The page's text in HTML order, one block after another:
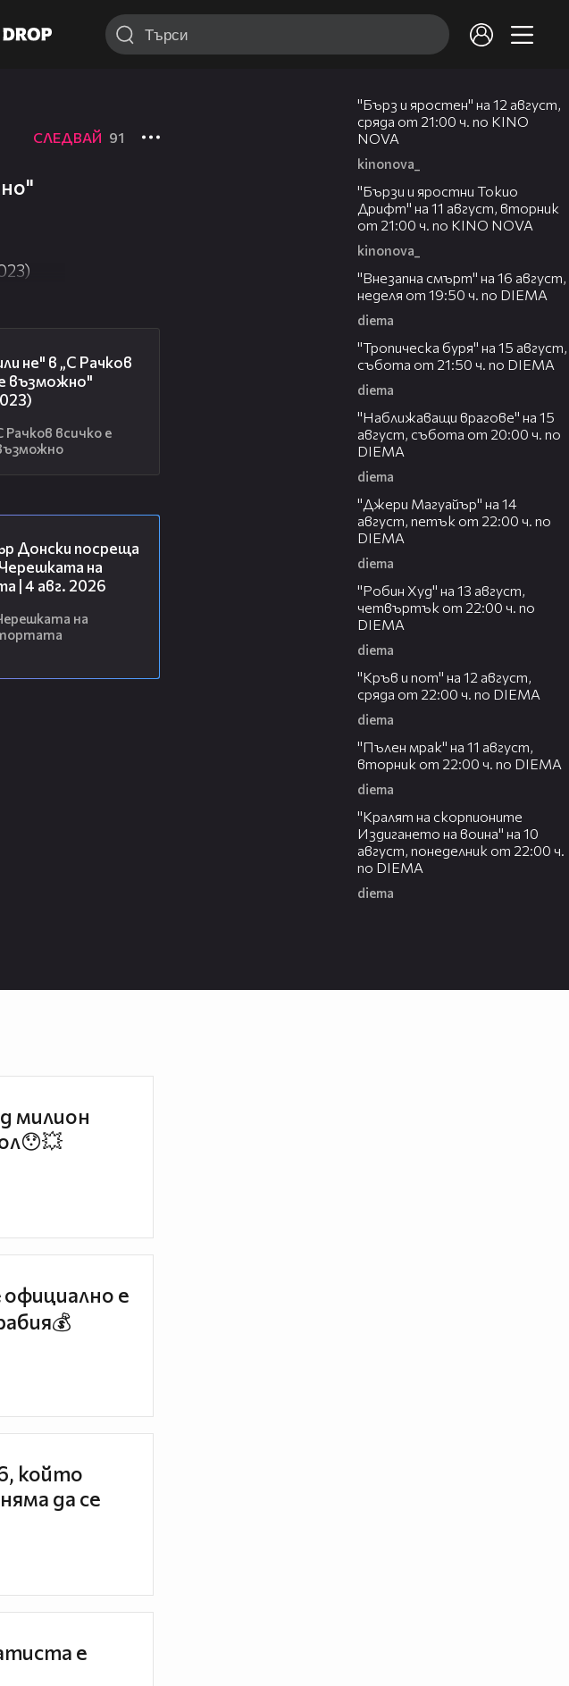
СЛЕДВАЙ 91
не" в „С Рачков
възможно"
Рачков всичко е
Донски посреща
на
| 4 авг. 2026
на
"Бърз и яростен" на 12 август,
сряда от 21:00 ч. по KINO
NOVA
kinonova_
"Бързи и яростни Токио
Дрифт" на 11 август, вторник
от 21:00 ч. по KINO NOVA
kinonova_
"Внезапна смърт" на 16 август,
неделя от 19:50 ч. по DIEMA
diema
"Тропическа буря" на 15 август,
събота от 21:50 ч. по DIEMA
diema
"Наближаващи врагове" на 15
август, събота от 20:00 ч. по
DIEMA
diema
"Джери Магуайър" на 14
август, петък от 22:00 ч. по
DIEMA
diema
"Робин Худ" на 13 август,
четвъртък от 22:00 ч. по
DIEMA
diema
"Кръв и пот" на 12 август,
сряда от 22:00 ч. по DIEMA
diema
"Пълен мрак" на 11 август,
вторник от 22:00 ч. по DIEMA
diema
"Кралят на скорпионите
Издигането на воина" на 10
август, понеделник от 22:00 ч.
по DIEMA
diema
милион
официално е
който
да се
е